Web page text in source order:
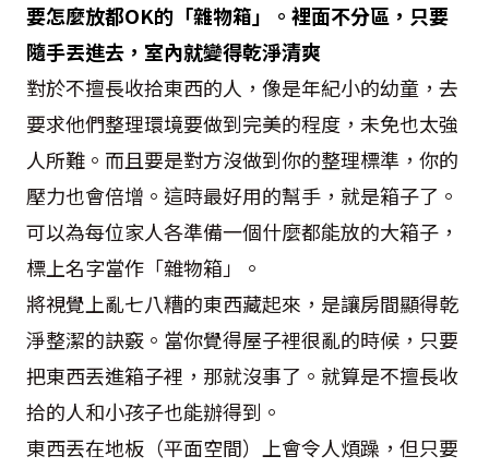
要怎麼放都OK的「雜物箱」。裡面不分區，只要
隨手丟進去，室內就變得乾淨清爽
對於不擅長收拾東西的人，像是年紀小的幼童，去
要求他們整理環境要做到完美的程度，未免也太強
人所難。而且要是對方沒做到你的整理標準，你的
壓力也會倍增。這時最好用的幫手，就是箱子了。
可以為每位家人各準備一個什麼都能放的大箱子，
標上名字當作「雜物箱」。
將視覺上亂七八糟的東西藏起來，是讓房間顯得乾
淨整潔的訣竅。當你覺得屋子裡很亂的時候，只要
把東西丟進箱子裡，那就沒事了。就算是不擅長收
拾的人和小孩子也能辦得到。
東西丟在地板（平面空間）上會令人煩躁，但只要